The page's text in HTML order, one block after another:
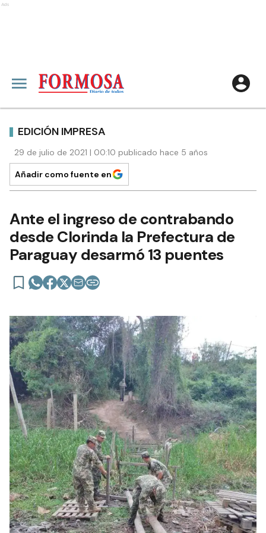
Ads
EDICIÓN IMPRESA
29 de julio de 2021 | 00:10 publicado hace 5 años
Añadir como fuente en
Ante el ingreso de contrabando
desde Clorinda la Prefectura de
Paraguay desarmó 13 puentes